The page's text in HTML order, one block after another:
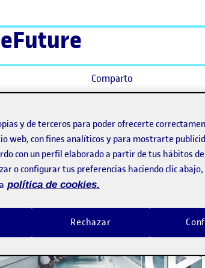
Comparto
y de terceros para poder ofrecerte
web, con fines analíticos y para mostrarte
con un perfil elaborado a partir de tus hábitos
o configurar tus preferencias haciendo clic
política de cookies.
Rechazar